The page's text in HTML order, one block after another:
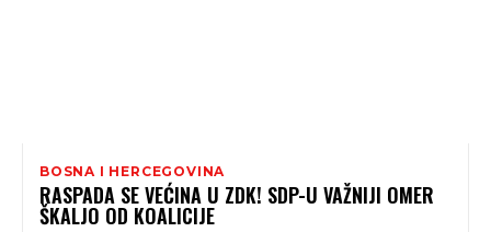
BOSNA I HERCEGOVINA
RASPADA SE VEĆINA U ZDK! SDP-U VAŽNIJI OMER
ŠKALJO OD KOALICIJE